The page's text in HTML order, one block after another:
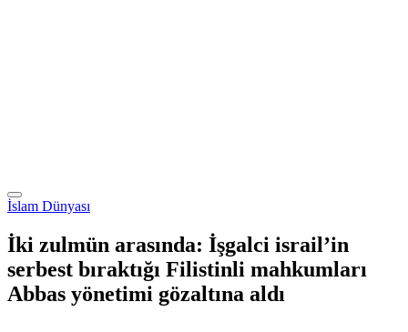
İslam Dünyası
İki zulmün arasında: İşgalci israil’in
serbest bıraktığı Filistinli mahkumları
Abbas yönetimi gözaltına aldı